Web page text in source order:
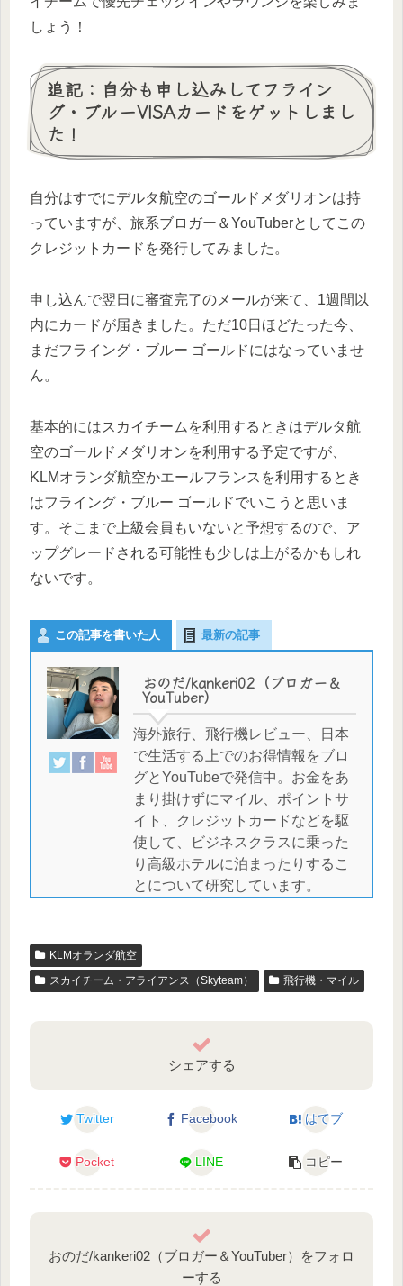
しょう！
追記：自分も申し込みしてフライン
グ・ブルーVISAカードをゲットしまし
た！
自分はすでにデルタ航空のゴールドメダリオンは持
っていますが、旅系ブロガー＆YouTuberとしてこの
クレジットカードを発行してみました。
申し込んで翌日に審査完了のメールが来て、1週間以
内にカードが届きました。ただ10日ほどたった今、
まだフライング・ブルー ゴールドにはなっていませ
ん。
基本的にはスカイチームを利用するときはデルタ航
空のゴールドメダリオンを利用する予定ですが、
KLMオランダ航空かエールフランスを利用するとき
はフライング・ブルー ゴールドでいこうと思いま
す。そこまで上級会員もいないと予想するので、ア
ップグレードされる可能性も少しは上がるかもしれ
ないです。
この記事を書いた人 最新の記事
おのだ/kankeri02（ブロガー＆
YouTuber）
海外旅行、飛行機レビュー、日本
で生活する上でのお得情報をブロ
グとYouTubeで発信中。お金をあ
まり掛けずにマイル、ポイントサ
イト、クレジットカードなどを駆
使して、ビジネスクラスに乗った
り高級ホテルに泊まったりするこ
とについて研究しています。
KLMオランダ航空
スカイチーム・アライアンス（Skyteam）
飛行機・マイル
シェアする
Twitter Facebook はてブ
Pocket LINE コピー
おのだ/kankeri02（ブロガー＆YouTuber）をフォロ
ーする